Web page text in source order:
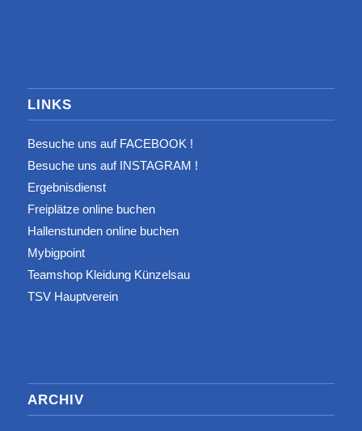
LINKS
Besuche uns auf FACEBOOK !
Besuche uns auf INSTAGRAM !
Ergebnisdienst
Freiplätze online buchen
Hallenstunden online buchen
Mybigpoint
Teamshop Kleidung Künzelsau
TSV Hauptverein
ARCHIV